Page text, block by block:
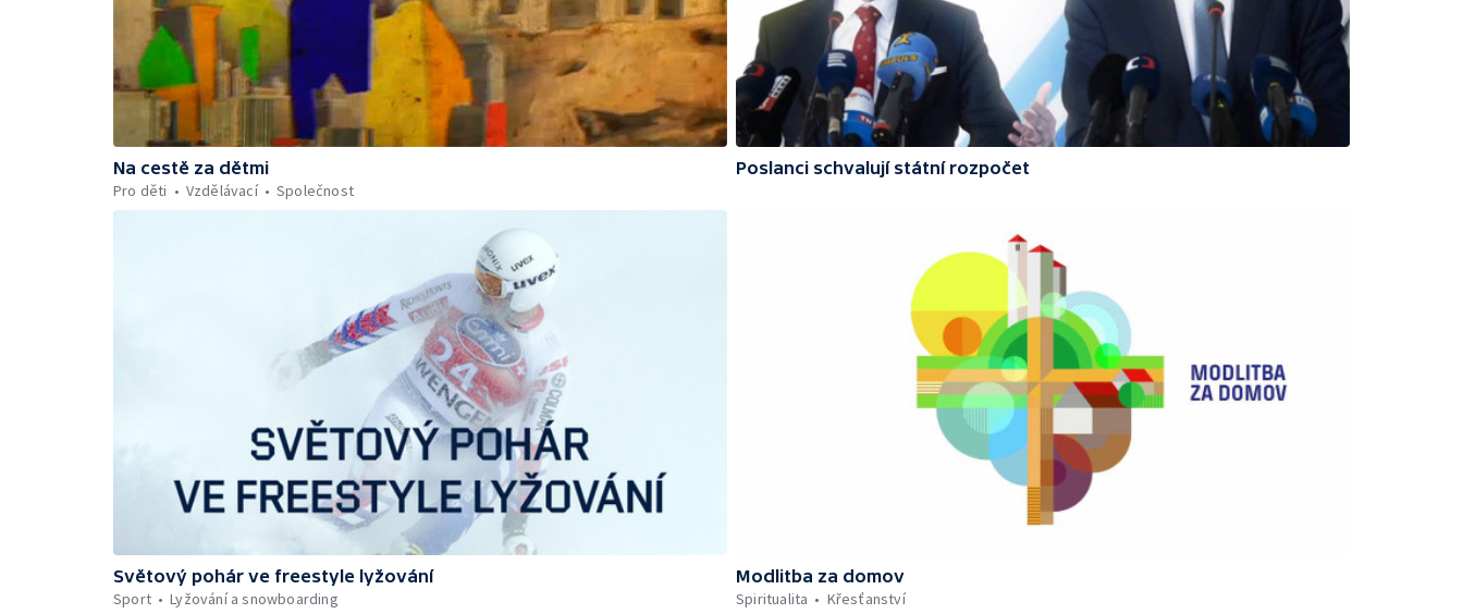
Na cestě za dětmi
Pro děti
Vzdělávací Společnost
Poslanci schvalují státní rozpočet
Světový pohár ve freestyle lyžování
Sport
Lyžování a snowboarding
Modlitba za domov
Spiritualita
Křesťanství